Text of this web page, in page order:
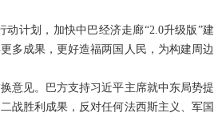
计划，加快中巴经济走廊“2.0升级版”建
多成果，更好造福两国人民，为构建周边
意见。巴方支持习近平主席就中东局势提
战胜利成果，反对任何法西斯主义、军国